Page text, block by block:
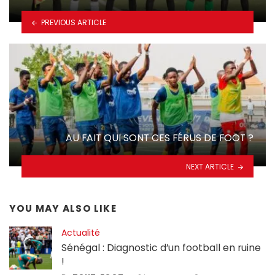
PREVIOUS ARTICLE
AU FAIT QUI SONT CES FÉRUS DE FOOT ?
NEXT ARTICLE
YOU MAY ALSO LIKE
Actualité
Sénégal : Diagnostic d’un football en ruine
!